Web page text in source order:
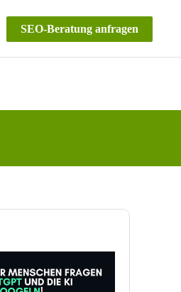
SEO-Beratung anfragen